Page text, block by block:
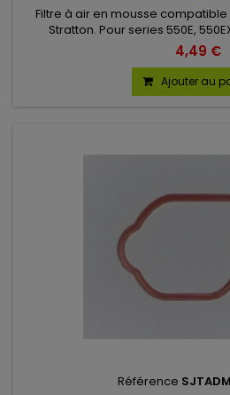
Filtre à air en mousse
Stratton. Pour series 550E,
4,49 €
Ajouter au
Référence